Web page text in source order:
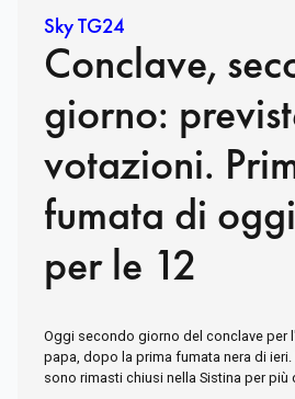
Sky TG24
Conclave,
giorno:
votazioni.
fumata di
per le 12
Oggi secondo giorno del conclave per
papa, dopo la prima fumata nera di
sono rimasti chiusi nella Sistina per più